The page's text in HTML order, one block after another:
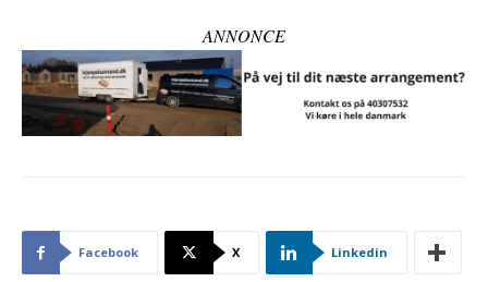
ANNONCE
Facebook X Linkedin